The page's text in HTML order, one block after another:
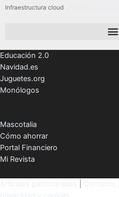
Infraestructura cloud
Educación 2.0
Navidad.es
Juguetes.org
Monólogos
Mascotalia
Cómo ahorrar
Portal Financiero
Mi Revista